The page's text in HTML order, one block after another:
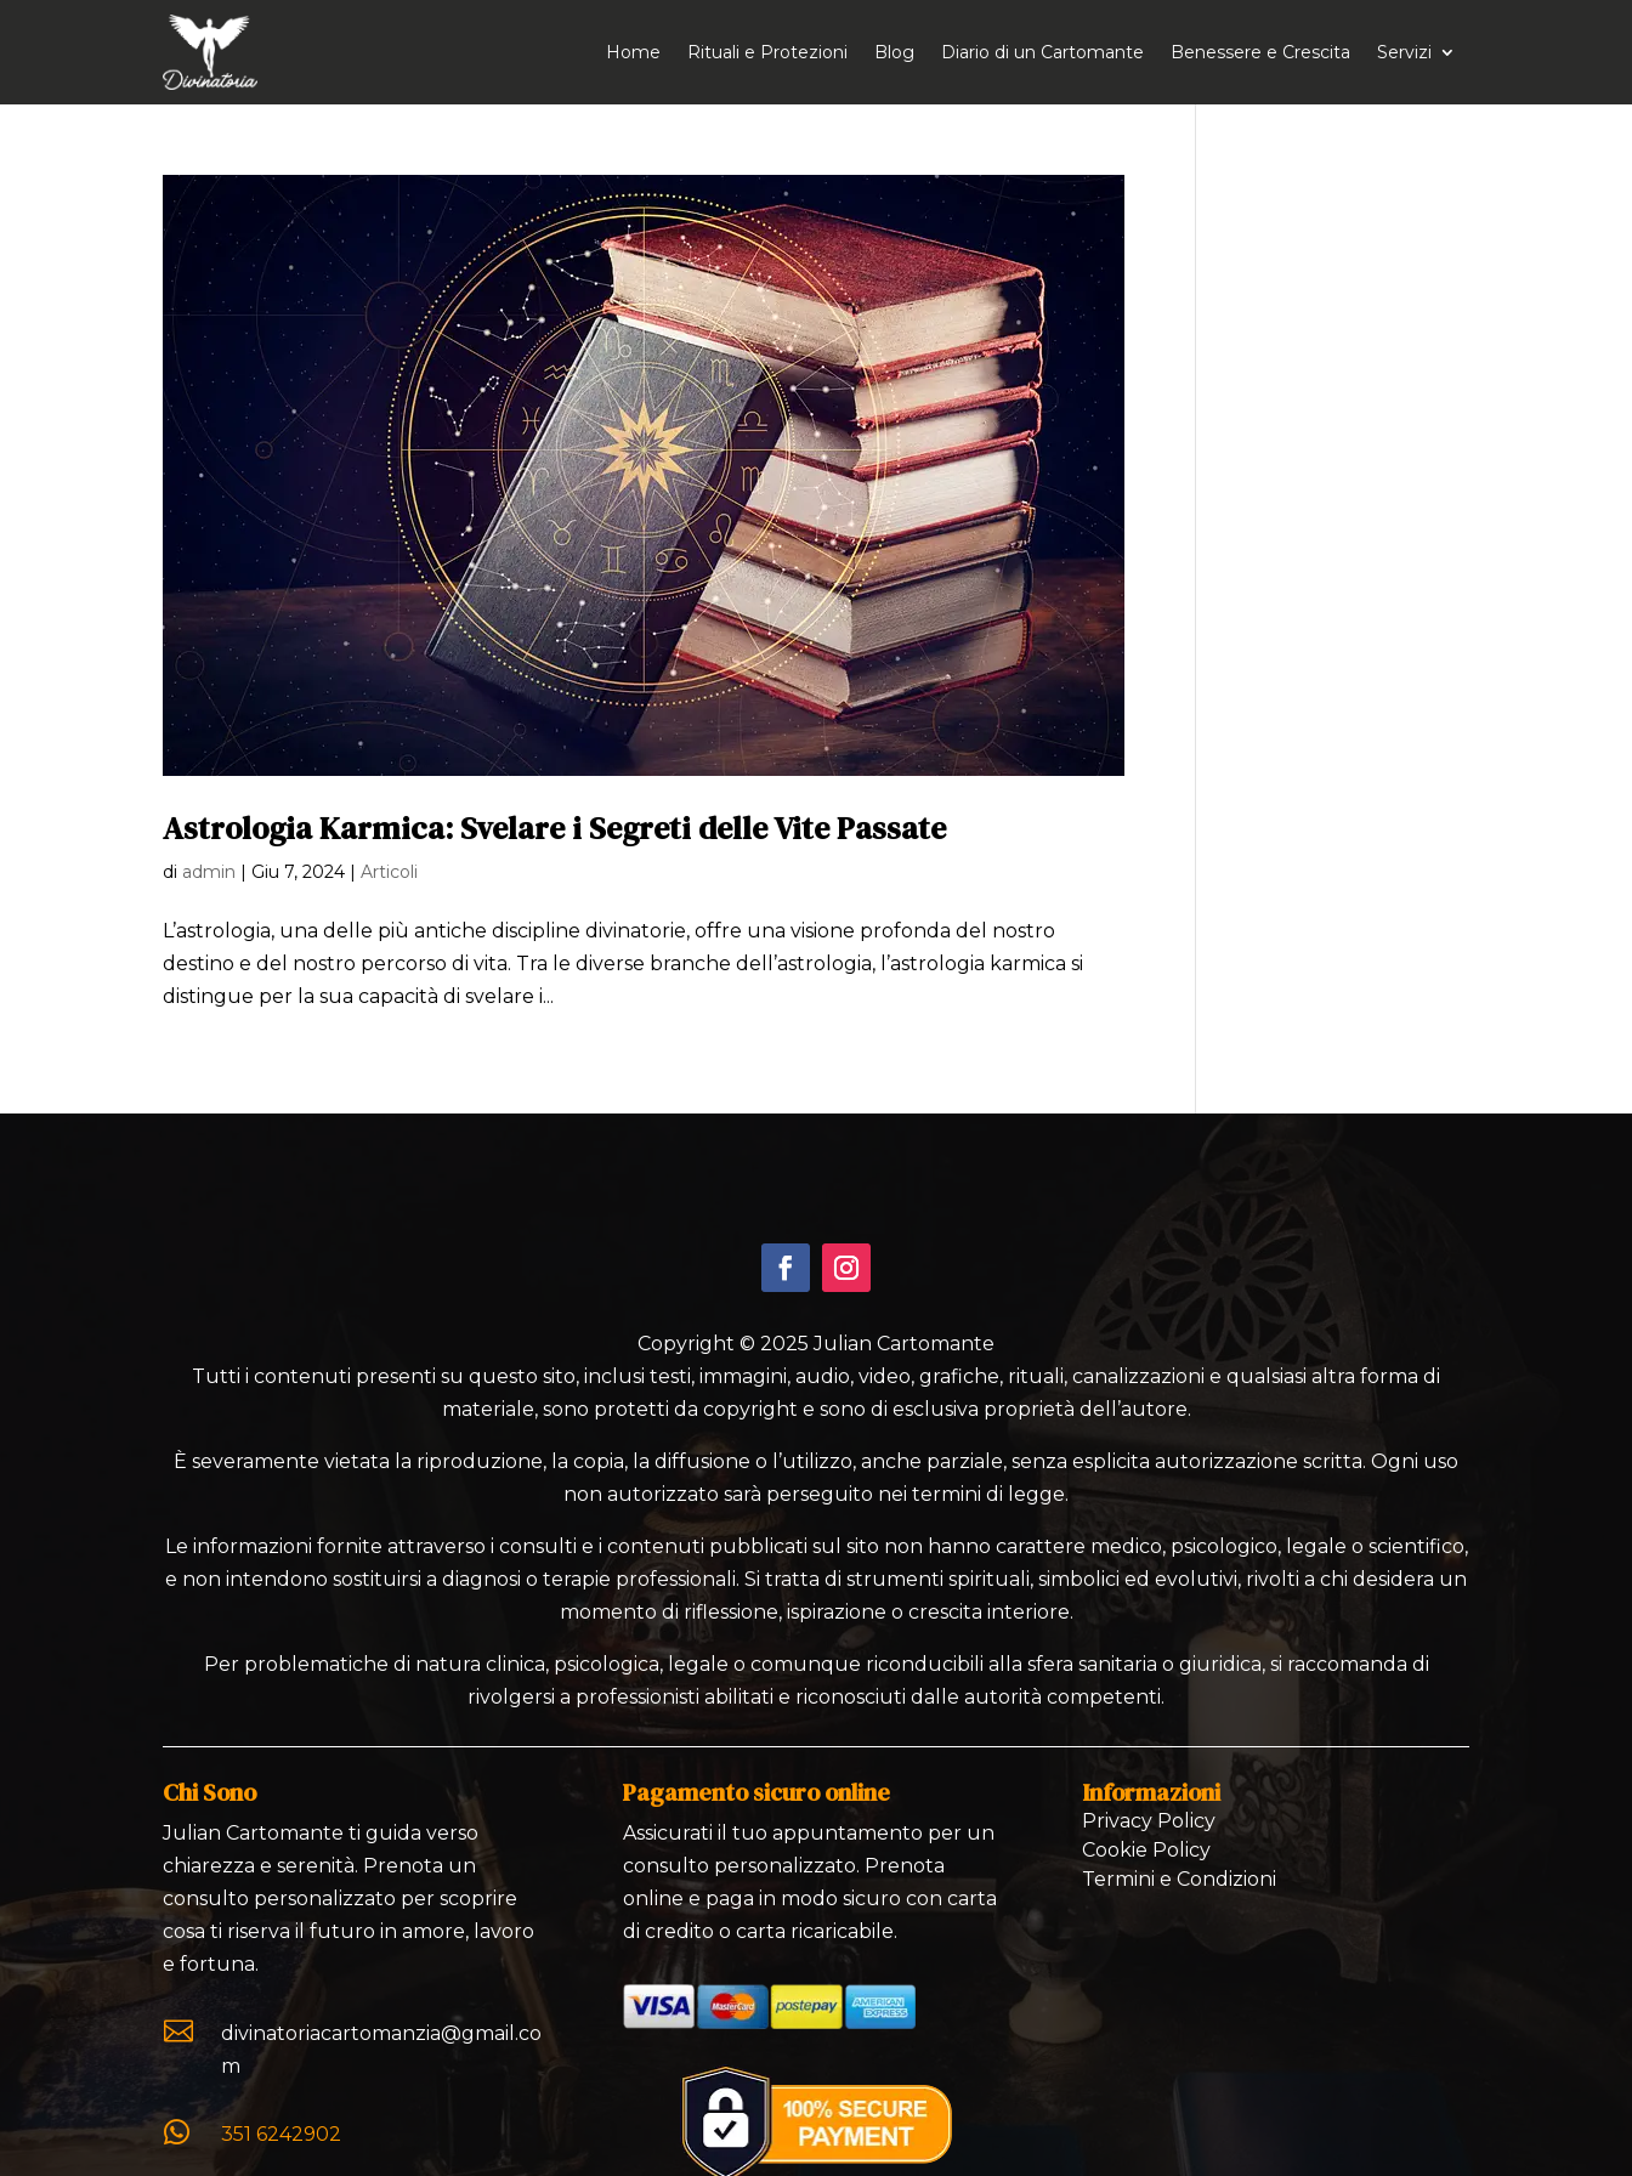
Home Rituali e Protezioni Blog Diario di un Cartomante Benessere e Crescita Servizi
Astrologia Karmica: Svelare i Segreti delle Vite Passate
di admin | Giu 7, 2024 |Articoli
L’astrologia, una delle più antiche discipline divinatorie, offre una visione profonda del nostro
destino e del nostro percorso di vita. Tra le diverse branche dell’astrologia, l’astrologia karmica si
distingue per la sua capacità di svelare i...
Copyright © 2025 Julian Cartomante
Tutti i contenuti presenti su questo sito, inclusi testi, immagini, audio, video, grafiche, rituali, canalizzazioni e qualsiasi altra forma di
materiale, sono protetti da copyright e sono di esclusiva proprietà dell’autore.
È severamente vietata la riproduzione, la copia, la diffusione o l’utilizzo, anche parziale, senza esplicita autorizzazione scritta. Ogni uso
non autorizzato sarà perseguito nei termini di legge.
Le informazioni fornite attraverso i consulti e i contenuti pubblicati sul sito non hanno carattere medico, psicologico, legale o scientifico,
e non intendono sostituirsi a diagnosi o terapie professionali. Si tratta di strumenti spirituali, simbolici ed evolutivi, rivolti a chi desidera un
momento di riflessione, ispirazione o crescita interiore.
Per problematiche di natura clinica, psicologica, legale o comunque riconducibili alla sfera sanitaria o giuridica, si raccomanda di
rivolgersi a professionisti abilitati e riconosciuti dalle autorità competenti.
Chi Sono
Julian Cartomante ti guida verso
chiarezza e serenità. Prenota un
consulto personalizzato per scoprire
cosa ti riserva il futuro in amore, lavoro
e fortuna.

divinatoriacartomanzia@gmail.co
m
 351 6242902
Pagamento sicuro online
Assicurati il tuo appuntamento per un
consulto personalizzato. Prenota
online e paga in modo sicuro con carta
di credito o carta ricaricabile.
Informazioni
Privacy Policy
Cookie Policy
Termini e Condizioni